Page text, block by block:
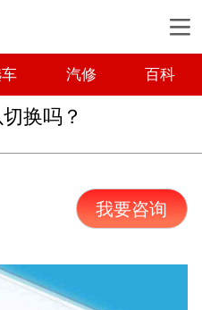
汽修 百科
换吗？
我要咨询